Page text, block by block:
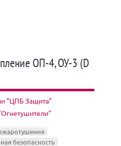
ОП-4, ОУ-3 (D
"ЦПБ Защита"
безопасность